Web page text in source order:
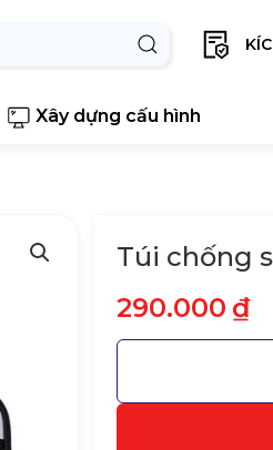
Xây dựng cấu hình
Túi chống
290.000 ₫